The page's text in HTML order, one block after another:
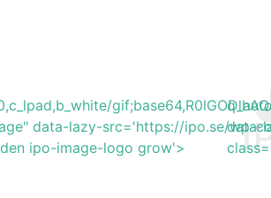
data-lazy-src='https://ipo.se/wp-
ipo-image-logo grow'>
data-